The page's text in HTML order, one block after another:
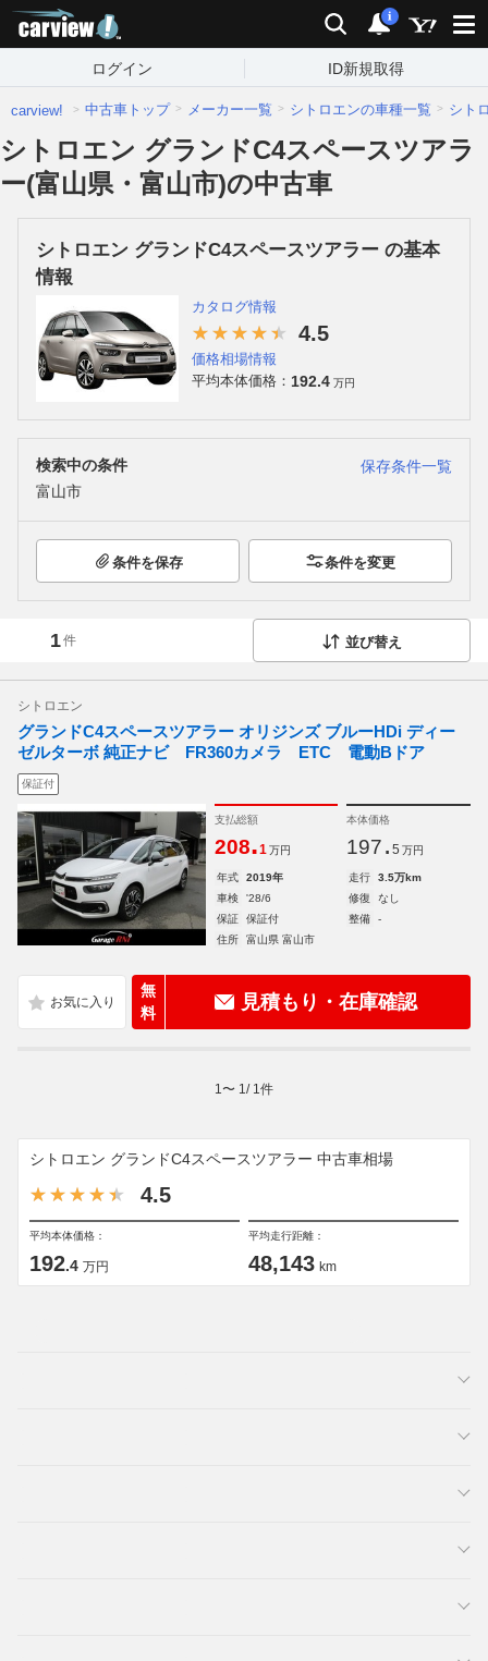
検索 通知
i
ログイン ID新規取得
carview! 中古車トップ メーカー一覧 シトロエンの車種一覧 シト
シトロエン グランドC4スペースツアラ
ー(富山県・富山市)の中古車
シトロエン グランドC4スペースツアラー の基本
情報
カタログ情報
4.5
価格相場情報
平均本体価格： 192.4 万円
検索中の条件
保存条件一覧
富山市
条件を保存 条件を変更
1件 並び替え
シトロエン
グランドC4スペースツアラー オリジンズ ブルーHDi ディー
ゼルターボ 純正ナビ FR360カメラ ETC 電動Bドア
保証付
支払総額
208.1 万円
本体価格
197. 5 万円
年式 2019年 走行
3.5万km
車検
'28/6 修復
なし
保証
保証付 整備
-
住所
富山県 富山市
無
料
見積もり・在庫確認
1 〜 1 / 1 件
シトロエン グランドC4スペースツアラー 中古車相場
4.5
平均本体価格：
192.4 万円
平均走行距離：
48,143 km